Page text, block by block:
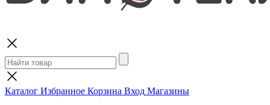
Каталог Избранное Корзина Вход Магазины